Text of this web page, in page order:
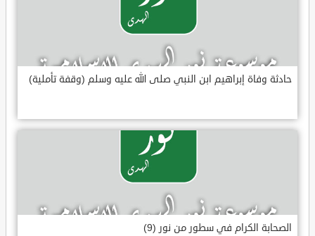
حادثة وفاة إبراهيم ابن النبي صلى الله عليه وسلم (وقفة تأملية)
الصحابة الكرام في سطور من نور (9)